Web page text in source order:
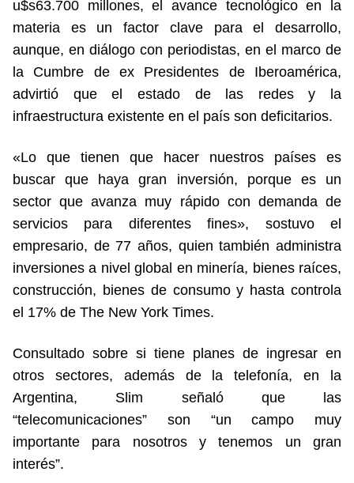
u$s63.700 millones, el avance tecnológico en la
materia es un factor clave para el desarrollo,
aunque, en diálogo con periodistas, en el marco de
la Cumbre de ex Presidentes de Iberoamérica,
advirtió que el estado de las redes y la
infraestructura existente en el país son deficitarios.
«Lo que tienen que hacer nuestros países es
buscar que haya gran inversión, porque es un
sector que avanza muy rápido con demanda de
servicios para diferentes fines», sostuvo el
empresario, de 77 años, quien también administra
inversiones a nivel global en minería, bienes raíces,
construcción, bienes de consumo y hasta controla
el 17% de The New York Times.
Consultado sobre si tiene planes de ingresar en
otros sectores, además de la telefonía, en la
Argentina, Slim señaló que las
“telecomunicaciones” son “un campo muy
importante para nosotros y tenemos un gran
interés”.